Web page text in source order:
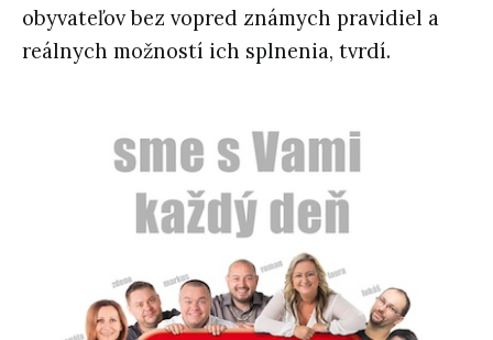
obyvateľov bez vopred známych pravidiel a
reálnych možností ich splnenia, tvrdí.